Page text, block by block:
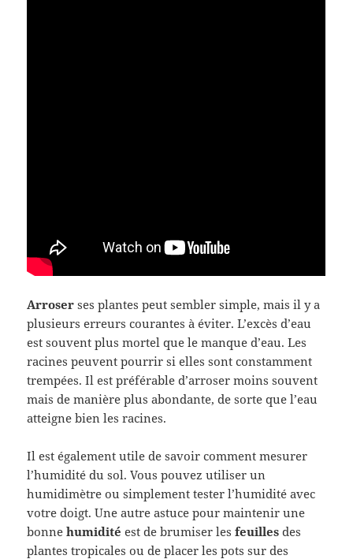
Arroser ses plantes peut sembler simple, mais il y a
plusieurs erreurs courantes à éviter. L’excès d’eau
est souvent plus mortel que le manque d’eau. Les
racines peuvent pourrir si elles sont constamment
trempées. Il est préférable d’arroser moins souvent
mais de manière plus abondante, de sorte que l’eau
atteigne bien les racines.
Il est également utile de savoir comment mesurer
l’humidité du sol. Vous pouvez utiliser un
humidimètre ou simplement tester l’humidité avec
votre doigt. Une autre astuce pour maintenir une
bonnehumidité est de brumiser lesfeuilles des
plantes tropicales ou de placer les pots sur des